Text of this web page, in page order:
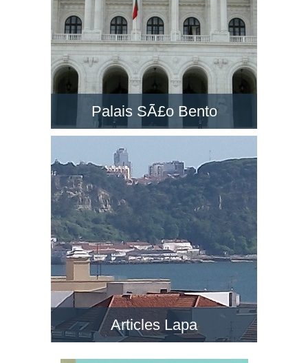
Palais SÃ£o Bento
Le PalÃ¡cio de SÃ£o Bento est un majestueux
palais néo-classique situé à Lisbonne.
Découvrez le siège du Parlement du Portugal !
Articles Lapa